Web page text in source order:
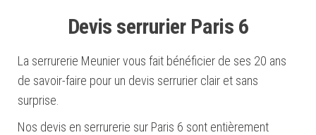
Devis serrurier Paris 6
La serrurerie Meunier vous fait bénéficier de ses 20 ans
de savoir-faire pour un devis serrurier clair et sans
surprise.
Nos devis en serrurerie sur Paris 6 sont entièrement